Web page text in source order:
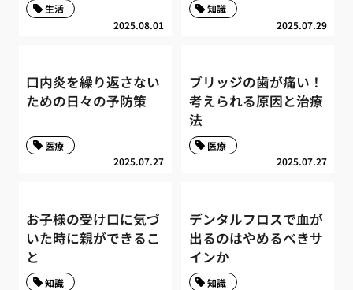
2025.08.01
生活
2025.07.29
知識
口内炎を繰り返さない
ための日々の予防策
2025.07.27
医療
ブリッジの歯が痛い！
考えられる原因と治療
法
2025.07.27
医療
お子様の受け口に気づ
いた時に親ができるこ
と
知識
デンタルフロスで血が
出るのはやめるべきサ
インか
知識